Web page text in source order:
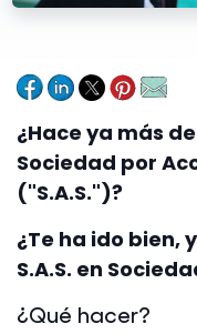
¿Hace ya más
Sociedad por
("S.A.S.")?
¿Te ha ido bien,
S.A.S. en
¿Qué hacer?